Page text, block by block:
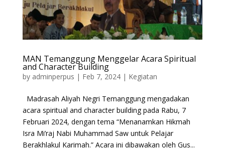
MAN Temanggung Menggelar Acara Spiritual
and Character Building
by adminperpus | Feb 7, 2024| Kegiatan
Madrasah Aliyah Negri Temanggung mengadakan
acara spiritual and character building pada Rabu, 7
Februari 2024, dengan tema “Menanamkan Hikmah
Isra Mi’raj Nabi Muhammad Saw untuk Pelajar
Berakhlakul Karimah.” Acara ini dibawakan oleh Gus...